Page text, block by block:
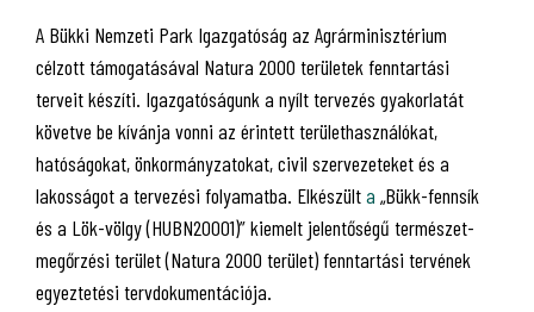
A Bükki Nemzeti Park Igazgatóság az Agrárminisztérium
célzott támogatásával Natura 2000 területek fenntartási
terveit készíti. Igazgatóságunk a nyílt tervezés gyakorlatát
követve be kívánja vonni az érintett területhasználókat,
hatóságokat, önkormányzatokat, civil szervezeteket és a
lakosságot a tervezési folyamatba. Elkészülta „Bükk-fennsík
és a Lök-völgy (HUBN20001)” kiemelt jelentőségű természet-
megőrzési terület (Natura 2000 terület) fenntartási tervének
egyeztetési tervdokumentációja.